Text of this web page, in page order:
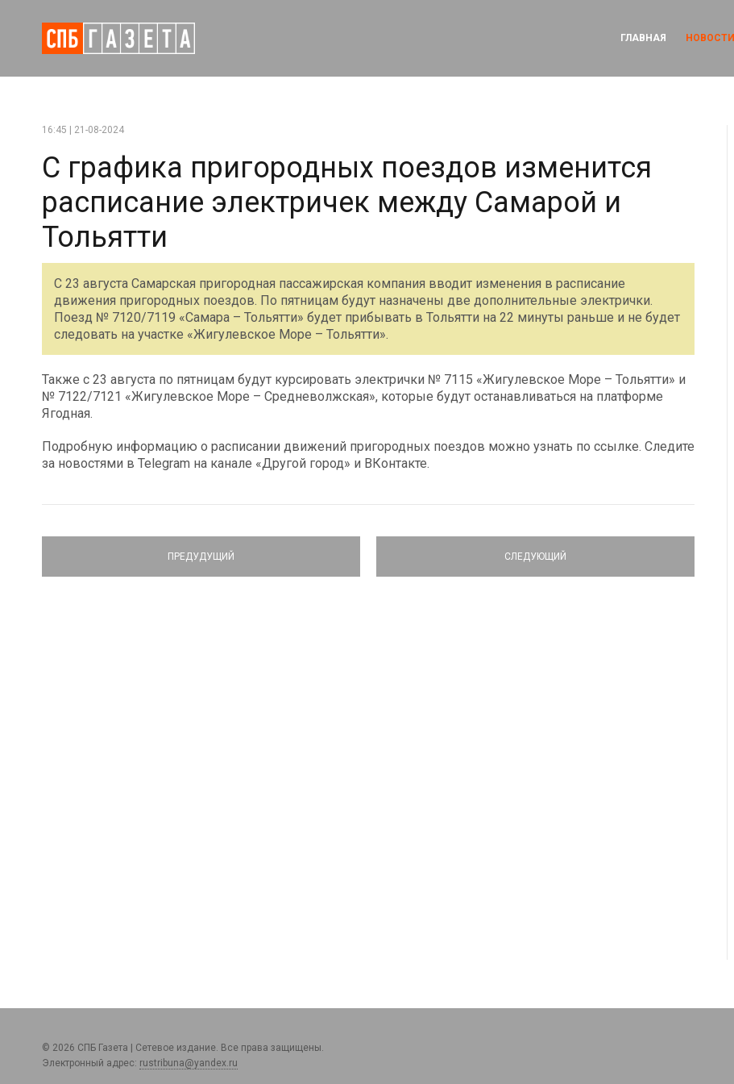
ГЛАВНАЯ НОВОСТИ
16:45 | 21-08-2024
С графика пригородных поездов изменится
расписание электричек между Самарой и
Тольятти
С 23 августа Самарская пригородная пассажирская компания вводит изменения в расписание
движения пригородных поездов. По пятницам будут назначены две дополнительные электрички.
Поезд № 7120/7119 «Самара – Тольятти» будет прибывать в Тольятти на 22 минуты раньше и не будет
следовать на участке «Жигулевское Море – Тольятти».
Также с 23 августа по пятницам будут курсировать электрички № 7115 «Жигулевское Море – Тольятти» и
№ 7122/7121 «Жигулевское Море – Средневолжская», которые будут останавливаться на платформе
Ягодная.
Подробную информацию о расписании движений пригородных поездов можно узнать по ссылке. Следите
за новостями в Telegram на канале «Другой город» и ВКонтакте.
ПРЕДУДУЩИЙ СЛЕДУЮЩИЙ
© 2026 СПБ Газета | Сетевое издание. Все права защищены.
Электронный адрес: rustribuna@yandex.ru